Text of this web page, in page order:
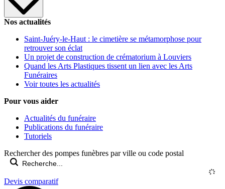
Nos actualités
Saint-Juéry-le-Haut : le cimetière se métamorphose pour
retrouver son éclat
Un projet de construction de crématorium à Louviers
Quand les Arts Plastiques tissent un lien avec les Arts
Funéraires
Voir toutes les actualités
Pour vous aider
Actualités du funéraire
Publications du funéraire
Tutoriels
Rechercher des pompes funèbres par ville ou code postal
Devis comparatif